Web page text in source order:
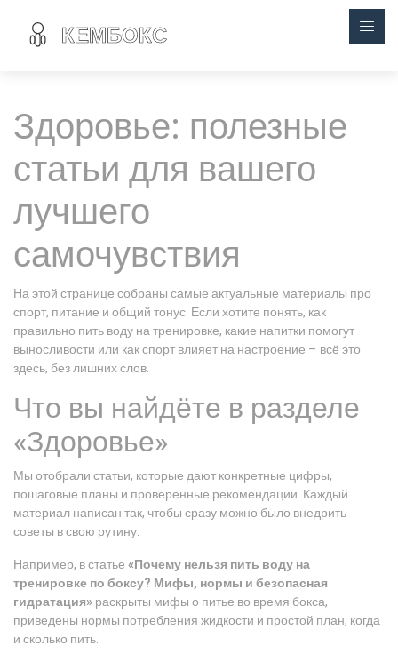
Здоровье: полезные
статьи для вашего
лучшего
самочувствия
На этой странице собраны самые актуальные материалы про
спорт, питание и общий тонус. Если хотите понять, как
правильно пить воду на тренировке, какие напитки помогут
выносливости или как спорт влияет на настроение – всё это
здесь, без лишних слов.
Что вы найдёте в разделе
«Здоровье»
Мы отобрали статьи, которые дают конкретные цифры,
пошаговые планы и проверенные рекомендации. Каждый
материал написан так, чтобы сразу можно было внедрить
советы в свою рутину.
Например, в статье«Почему нельзя пить воду на
тренировке по боксу? Мифы, нормы и безопасная
гидратация»раскрыты мифы о питье во время бокса,
приведены нормы потребления жидкости и простой план, когда
и сколько пить.